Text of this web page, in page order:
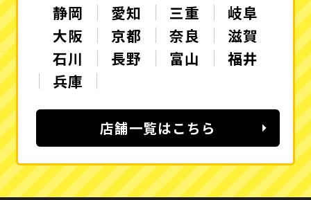
静岡 愛知 三重
岐阜
大阪
京都 奈良
滋賀
石川
長野 富山
福井
兵庫
店舗一覧はこちら